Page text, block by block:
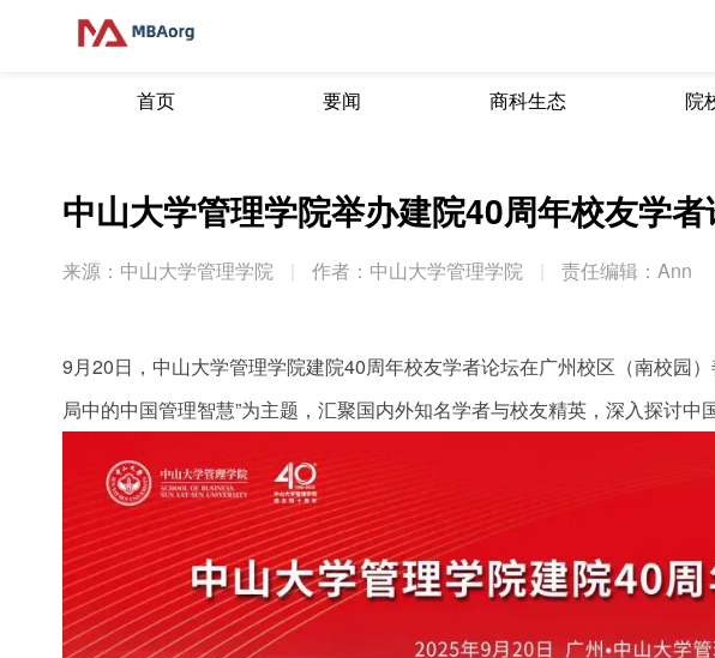
首页 要闻 商科生态 院
中山大学管理学院举办建院40周年校友学
来源：中山大学管理学院 作者：中山大学管理学院 责任编辑：Ann
9月20日，中山大学管理学院建院40周年校友学者论坛在广州校区（南校园
局中的中国管理智慧”为主题，汇聚国内外知名学者与校友精英，深入探讨中